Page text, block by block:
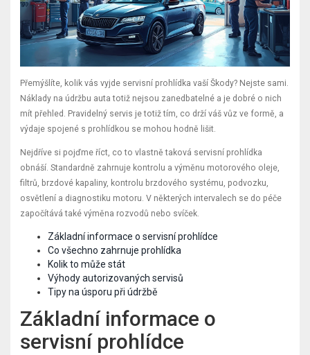
Přemýšlíte, kolik vás vyjde servisní prohlídka vaší Škody? Nejste sami.
Náklady na údržbu auta totiž nejsou zanedbatelné a je dobré o nich
mít přehled. Pravidelný servis je totiž tím, co drží váš vůz ve formě, a
výdaje spojené s prohlídkou se mohou hodně lišit.
Nejdříve si pojďme říct, co to vlastně taková servisní prohlídka
obnáší. Standardně zahrnuje kontrolu a výměnu motorového oleje,
filtrů, brzdové kapaliny, kontrolu brzdového systému, podvozku,
osvětlení a diagnostiku motoru. V některých intervalech se do péče
započítává také výměna rozvodů nebo svíček.
Základní informace o servisní prohlídce
Co všechno zahrnuje prohlídka
Kolik to může stát
Výhody autorizovaných servisů
Tipy na úsporu při údržbě
Základní informace o
servisní prohlídce